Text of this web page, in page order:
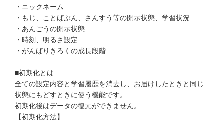
こどもちゃれんじ
進研ゼミ 中学講座
進研ゼミ 中学講座 中高一貫
進研ゼミ 高校講座
進研ゼミ小学講座のご紹介はこちら
・ニックネーム
・もじ、ことばぶん、さんすう等の開示状態、学習状況
・あんごうの開示状態
・時刻、明るさ設定
・がんばりきろくの成長段階
■初期化とは
全ての設定内容と学習履歴を消去し、お届けしたときと同じ
状態にもどすときに使う機能です。
初期化後はデータの復元ができません。
【初期化方法】